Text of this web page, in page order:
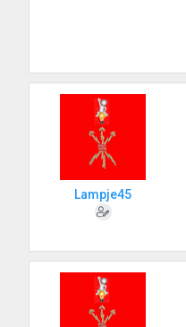
Lampje45